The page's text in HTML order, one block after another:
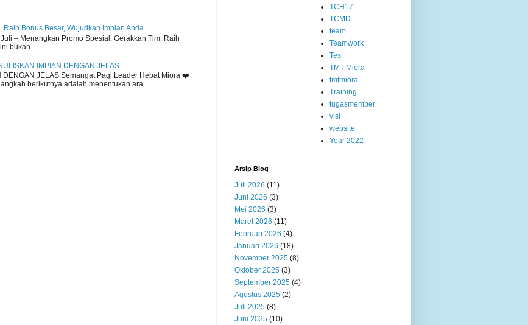
Bonus Besar, Wujudkan Impian Anda
– Menangkan Promo Spesial, Gerakkan Tim, Raih
bukan...
IMPIAN DENGAN JELAS
DENGAN JELAS Semangat Pagi Leader Hebat Miora ❤️
berikutnya adalah menentukan ara...
TCH17
TCMD
team
Teamwork
Tes
TMT-Miora
tmtmiora
Training
tugasmember
visi
website
Year 2022
Arsip Blog
Juli 2026 (11)
Juni 2026 (3)
Mei 2026 (3)
Maret 2026 (11)
Februari 2026 (4)
Januari 2026 (18)
November 2025 (8)
Oktober 2025 (3)
September 2025 (4)
Agustus 2025 (2)
Juli 2025 (8)
Juni 2025 (10)